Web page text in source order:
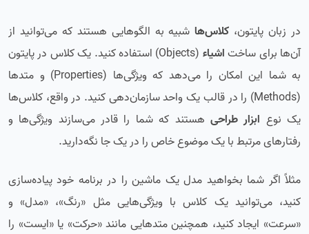
در زبان پایتون، کلاس‌ها شبیه به الگوهایی هستند که می‌توانید از
آن‌ها برای ساختاشیاء
(Objects) استفاده کنید. یک کلاس در پایتون
به شما این امکان را می‌دهد که ویژگی‌ها (Properties) و متدها
(Methods) را در قالب یک واحد سازمان‌دهی کنید. در واقع، کلاس‌ها
یک نوع ابزار طراحی هستند که شما را قادر می‌سازند ویژگی‌ها و
رفتارهای مرتبط با یک موضوع خاص را در یک جا نگه‌دارید.
مثلاً اگر شما بخواهید مدل یک ماشین را در برنامه خود پیاده‌سازی
کنید، می‌توانید یک کلاس با ویژگی‌هایی مثل «رنگ»، «مدل» و
«سرعت» ایجاد کنید، همچنین متدهایی مانند «حرکت» یا «ایست» را